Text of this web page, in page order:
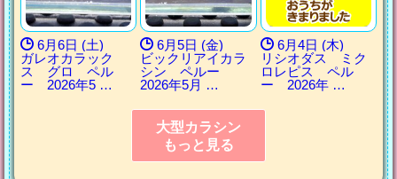
6月6日 (土)
ガレオカラック
ス グロ ペル
ー 2026年5 …
6月5日 (金)
ビックリアイカラ
シン ペルー
2026年5月 …
6月4日 (木)
リシオダス ミク
ロレピス ペル
ー 2026年 …
大型カラシン
もっと見る